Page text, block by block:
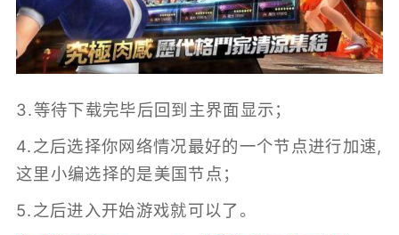
3.等待下载完毕后回到主界面显示；
4.之后选择你网络情况最好的一个节点进行加速,
这里小编选择的是美国节点；
5.之后进入开始游戏就可以了。